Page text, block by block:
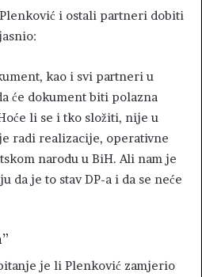
i ostali partneri dobiti
kao i svi partneri u
će dokument biti polazna
li se i tko složiti, nije u
radi realizacije, operativne
narodu u BiH. Ali nam je
da je to stav DP-a i da se neće
je li Plenković zamjerio